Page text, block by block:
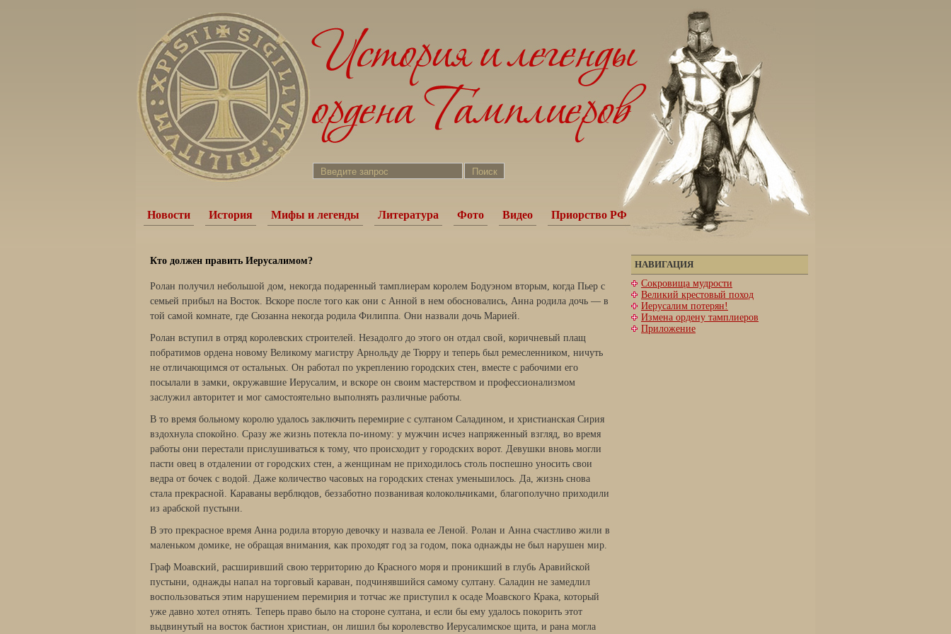
Новости История Мифы и легенды Литература Фото Видео Приорство РФ
Кто должен править Иерусалимом?
Ролан получил небольшой дом, некогда подаренный тамплиерам королем Бодуэном вторым, когда Пьер с
семьей прибыл на Восток. Вскоре после того как они с Анной в нем обосновались, Анна родила дочь — в
той самой комнате, где Сюзанна некогда родила Филиппа. Они назвали дочь Марией.
Ролан вступил в отряд королевских строителей. Незадолго до этого он отдал свой, коричневый плащ
побратимов ордена новому Великому магистру Арнольду де Тюрру и теперь был ремесленником, ничуть
не отличающимся от остальных. Он работал по укреплению городских стен, вместе с рабочими его
посылали в замки, окружавшие Иерусалим, и вскоре он своим мастерством и профессионализмом
заслужил авторитет и мог самостоятельно выполнять различные работы.
В то время больному королю удалось заключить перемирие с султаном Саладином, и христианская Сирия
вздохнула спокойно. Сразу же жизнь потекла по-иному: у мужчин исчез напряженный взгляд, во время
работы они перестали прислушиваться к тому, что происходит у городских ворот. Девушки вновь могли
пасти овец в отдалении от городских стен, а женщинам не приходилось столь поспешно уносить свои
ведра от бочек с водой. Даже количество часовых на городских стенах уменьшилось. Да, жизнь снова
стала прекрасной. Караваны верблюдов, беззаботно позванивая колокольчиками, благополучно приходили
из арабской пустыни.
В это прекрасное время Анна родила вторую девочку и назвала ее Леной. Ролан и Анна счастливо жили в
маленьком домике, не обращая внимания, как проходят год за годом, пока однажды не был нарушен мир.
Граф Моавский, расширивший свою территорию до Красного моря и проникший в глубь Аравийской
пустыни, однажды напал на торговый караван, подчинявшийся самому султану. Саладин не замедлил
воспользоваться этим нарушением перемирия и тотчас же приступил к осаде Моавского Крака, который
уже давно хотел отнять. Теперь право было на стороне султана, и если бы ему удалось покорить этот
выдвинутый на восток бастион христиан, он лишил бы королевство Иерусалимское щита, и рана могла
НАВИГАЦИЯ
Сокровища мудрости
Великий крестовый поход
Иерусалим потерян!
Измена ордену тамплиеров
Приложение